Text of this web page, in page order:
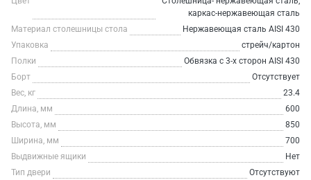
каркас-нержавеющая сталь
Материал столешницы стола
Нержавеющая сталь AISI 430
Упаковка
стрейч/картон
Полки
Обвязка с 3-х сторон AISI 430
Борт
Отсутствует
Вес, кг
23.4
Длина, мм
600
Высота, мм
850
Ширина, мм
700
Выдвижные ящики
Нет
Тип двери
Отсутствуют